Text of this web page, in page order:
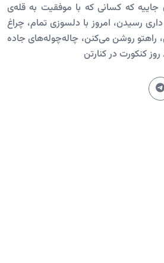
که کسانی که با موفقیت به قله‌ی
رسیدن، امروز با دلسوزی تمام، چراغ
راهتو روشن می‌کنن، چاله‌چوله‌های جاده
کنکورت در کنارتن